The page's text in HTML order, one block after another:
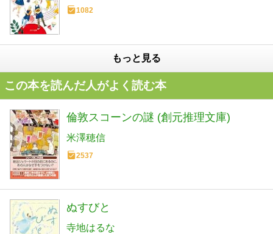
1082
もっと見る
この本を読んだ人がよく読む本
倫敦スコーンの謎 (創元推理文庫)
米澤穂信
2537
ぬすびと
寺地はるな